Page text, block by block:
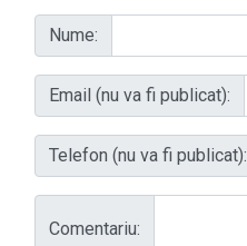
Nume:
Email (nu va fi publicat):
Telefon (nu va fi publicat):
Comentariu: